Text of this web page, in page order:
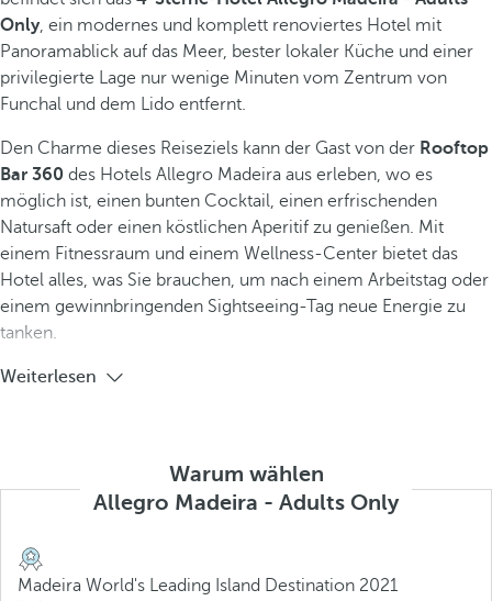
Only, ein modernes und komplett renoviertes Hotel mit
Panoramablick auf das Meer, bester lokaler Küche und einer
privilegierte Lage nur wenige Minuten vom Zentrum von
Funchal und dem Lido entfernt.
Den Charme dieses Reiseziels kann der Gast von der Rooftop
Bar 360 des Hotels Allegro Madeira aus erleben, wo es
möglich ist, einen bunten Cocktail, einen erfrischenden
Natursaft oder einen köstlichen Aperitif zu genießen. Mit
einem Fitnessraum und einem Wellness-Center bietet das
Hotel alles, was Sie brauchen, um nach einem Arbeitstag oder
einem gewinnbringenden Sightseeing-Tag neue Energie zu
tanken.
Weiterlesen
Warum wählen
Allegro Madeira - Adults Only
Madeira World's Leading Island Destination 2021